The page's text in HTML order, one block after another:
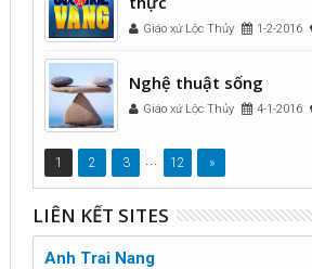
Giáo xứ Lộc Thủy 1-2-2016
Nghệ thuật sống
Giáo xứ Lộc Thủy 4-1-2016
1 2 3 ... 12 »
LIÊN KẾT SITES
Anh Trai Nang